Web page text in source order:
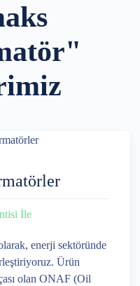
İle
enerji sektöründe
Ürün
olan ONAF (Oil